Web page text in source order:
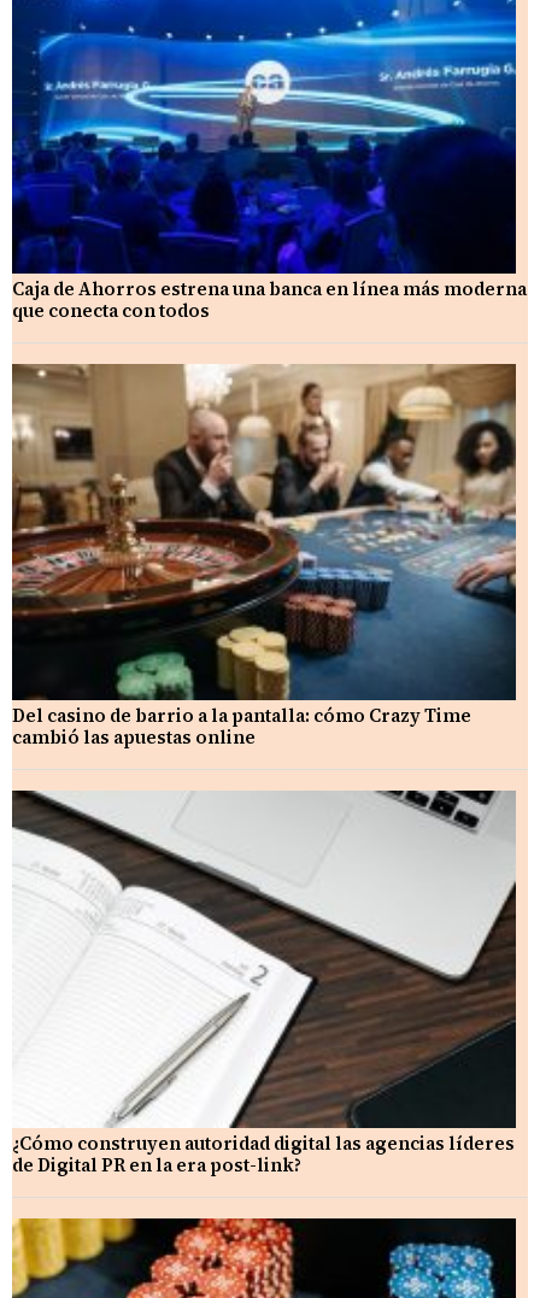
Caja de Ahorros estrena una banca en línea más moderna
que conecta con todos
Del casino de barrio a la pantalla: cómo Crazy Time
cambió las apuestas online
¿Cómo construyen autoridad digital las agencias líderes
de Digital PR en la era post-link?